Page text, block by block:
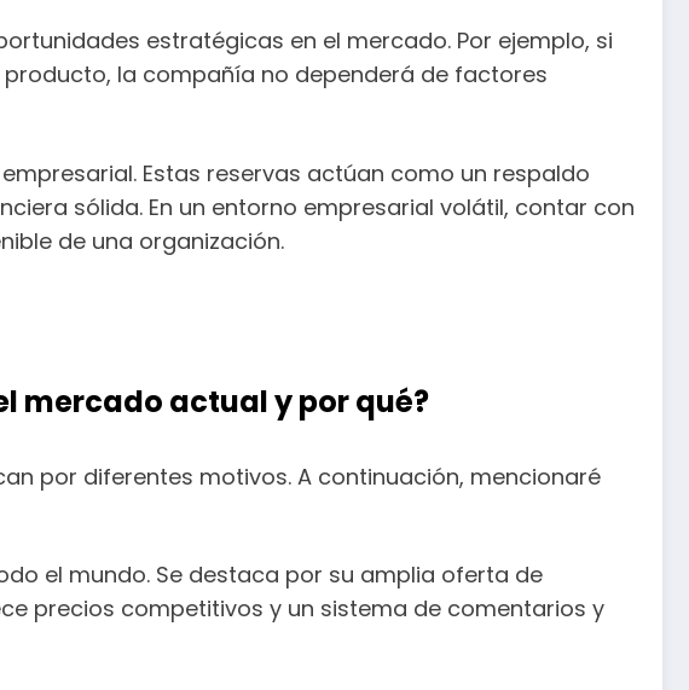
estratégicas en el mercado. Por ejemplo, si
la compañía no dependerá de factores
Estas reservas actúan como un respaldo
sólida. En un entorno empresarial volátil, contar con
de una organización.
mercado actual y por qué?
por diferentes motivos. A continuación, mencionaré
el mundo. Se destaca por su amplia oferta de
precios competitivos y un sistema de comentarios y